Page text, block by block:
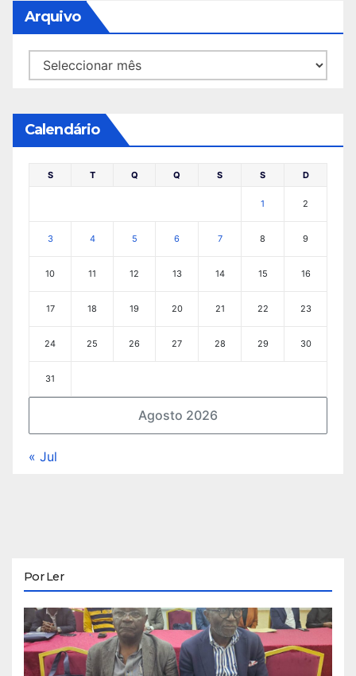
Arquivo
Arquivo
Calendário
Agosto 2026
S T Q Q S S D
1 2
3 4 5 6 7 8 9
10 11 12 13 14 15 16
17 18 19 20 21 22 23
24 25 26 27 28 29 30
31
« Jul
Por Ler